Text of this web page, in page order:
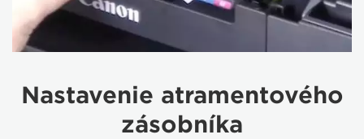
Nastavenie atramentového
zásobníka